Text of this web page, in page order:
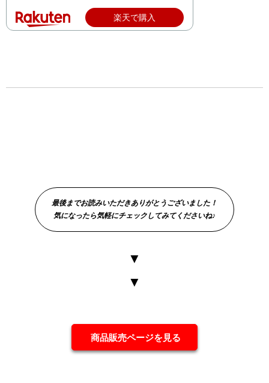
楽天で購入
最後までお読みいただきありがとうございました！
気になったら気軽にチェックしてみてくださいね♪
▼
▼
商品販売ページを見る